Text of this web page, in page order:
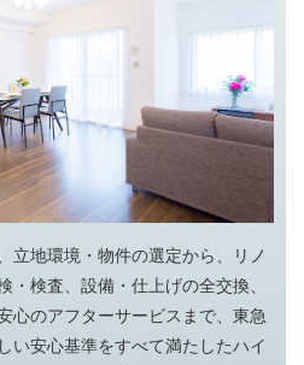
立地環境・物件の選定から、リノ
・検査、設備・仕上げの全交換、
心のアフターサービスまで、東急
い安心基準をすべて満たしたハイ